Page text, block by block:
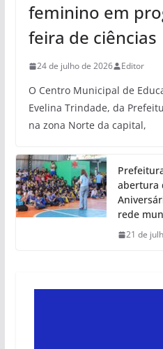
feminino em
feira de ciências
24 de julho de 2026 Editor
O Centro Municipal de
Evelina Trindade, da
na zona Norte da capital,
abertura
rede
21 de